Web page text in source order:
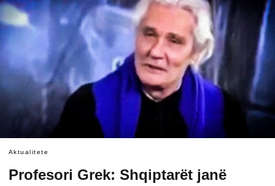
Aktualitete
Profesori Grek: Shqiptarët janë